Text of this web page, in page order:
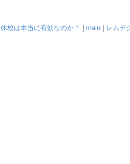
休校は本当に有効なのか？ main| レムデ